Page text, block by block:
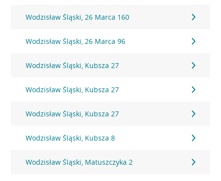
Wodzisław Śląski, 26 Marca 160
Wodzisław Śląski, 26 Marca 96
Wodzisław Śląski, Kubsza 27
Wodzisław Śląski, Kubsza 27
Wodzisław Śląski, Kubsza 27
Wodzisław Śląski, Kubsza 8
Wodzisław Śląski, Matuszczyka 2